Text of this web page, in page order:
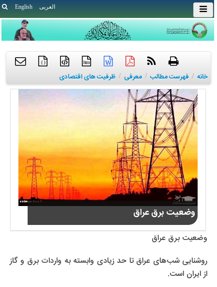
English العربی
htm
{ }
خانه / فهرست مطالب / معرفی / ظرفیت های اقتصادی
وضعیت برق عراق
وضعیت برق عراق
روشنایی شب‌های عراق تا حد زیادی وابسته به واردات برق و گاز
از ایران است.